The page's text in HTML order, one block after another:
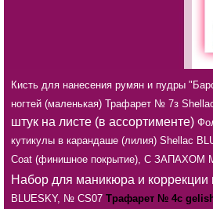
Кисть для нанесения румян и пудры
ногтей (маленькая) Трафарет № 7з
штук на листе (в ассортименте)
кутикулы в карандаше (лилия) Shellac
Coat (финишное покрытие), С ЗАПАХОМ
Набор для маникюра и коррекции
BLUESKY, № CS07 Трафарет № 4с